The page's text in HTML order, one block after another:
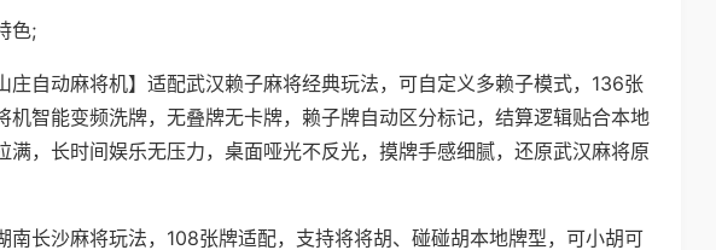
色;
庄自动麻将机】适配武汉赖子麻将经典玩法，可自定义多赖子模式，136张
机智能变频洗牌，无叠牌无卡牌，赖子牌自动区分标记，结算逻辑贴合本地
满，长时间娱乐无压力，桌面哑光不反光，摸牌手感细腻，还原武汉麻将原
南长沙麻将玩法，108张牌适配，支持将将胡、碰碰胡本地牌型，可小胡可